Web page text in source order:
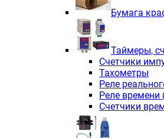
Бумага
Таймеры,
Счетчики
Тахометры
Реле
Реле времени
Счетчики